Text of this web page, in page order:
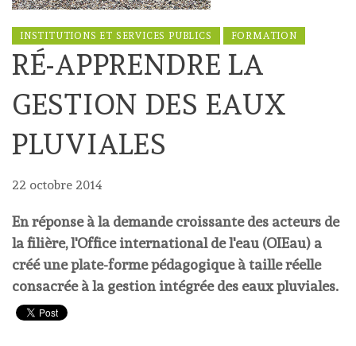
INSTITUTIONS ET SERVICES PUBLICS FORMATION
RÉ-APPRENDRE LA
GESTION DES EAUX
PLUVIALES
22 octobre 2014
En réponse à la demande croissante des acteurs de
la filière, l'Office international de l'eau (OIEau) a
créé une plate-forme pédagogique à taille réelle
consacrée à la gestion intégrée des eaux pluviales.